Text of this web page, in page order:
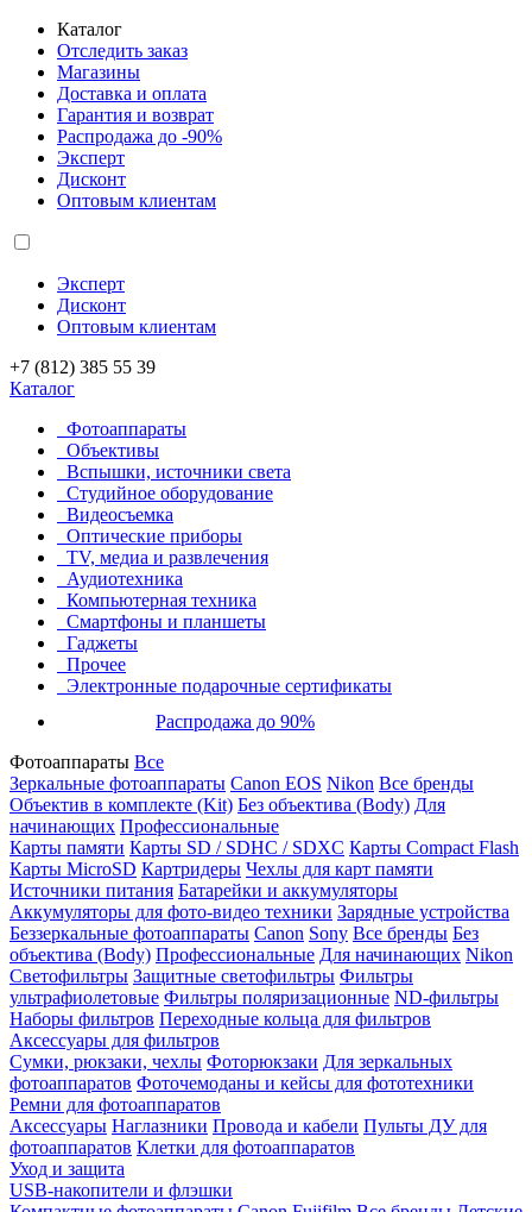
Каталог
Отследить заказ
Магазины
Доставка и оплата
Гарантия и возврат
Распродажа до -90%
Эксперт
Дисконт
Оптовым клиентам
Эксперт
Дисконт
Оптовым клиентам
+7 (812) 385 55 39
Каталог
Фотоаппараты
Объективы
Вспышки, источники света
Студийное оборудование
Видеосъемка
Оптические приборы
TV, медиа и развлечения
Аудиотехника
Компьютерная техника
Смартфоны и планшеты
Гаджеты
Прочее
Электронные подарочные сертификаты
Распродажа до 90%
Фотоаппараты Все
Зеркальные фотоаппараты Canon EOS Nikon Все бренды
Объектив в комплекте (Kit) Без объектива (Body) Для
начинающих Профессиональные
Карты памяти Карты SD / SDHC / SDXC Карты Compact Flash
Карты MicroSD Картридеры Чехлы для карт памяти
Источники питания Батарейки и аккумуляторы
Аккумуляторы для фото-видео техники Зарядные устройства
Беззеркальные фотоаппараты Canon Sony Все бренды Без
объектива (Body) Профессиональные Для начинающих Nikon
Светофильтры Защитные светофильтры Фильтры
ультрафиолетовые Фильтры поляризационные ND-фильтры
Наборы фильтров Переходные кольца для фильтров
Аксессуары для фильтров
Сумки, рюкзаки, чехлы Фоторюкзаки Для зеркальных
фотоаппаратов Фоточемоданы и кейсы для фототехники
Ремни для фотоаппаратов
Аксессуары Наглазники Провода и кабели Пульты ДУ для
фотоаппаратов Клетки для фотоаппаратов
Уход и защита
USB-накопители и флэшки